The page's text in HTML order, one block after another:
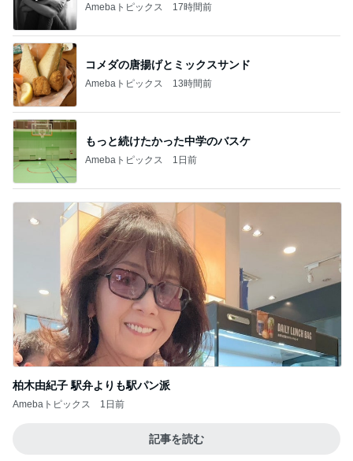
Amebaトピックス 17時間前
コメダの唐揚げとミックスサンド
Amebaトピックス 13時間前
もっと続けたかった中学のバスケ
Amebaトピックス 1日前
柏木由紀子 駅弁よりも駅パン派
Amebaトピックス 1日前
記事を読む